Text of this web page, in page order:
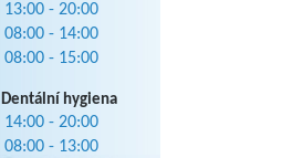
13:00 - 20:00
08:00 - 14:00
08:00 - 15:00
Dentální hygiena
14:00 - 20:00
08:00 - 13:00